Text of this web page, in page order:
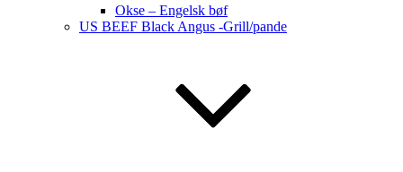
Okse – Engelsk bøf
US BEEF Black Angus -Grill/pande